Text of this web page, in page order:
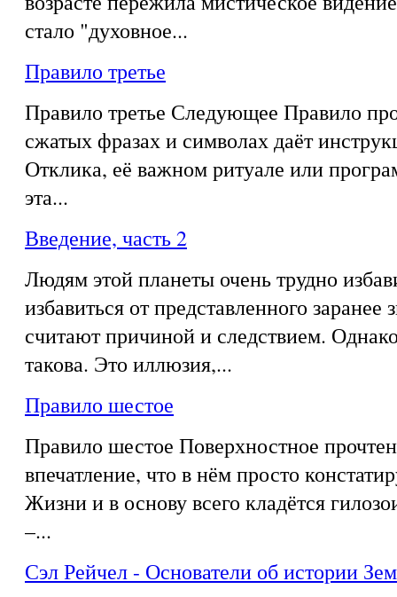
стало "духовное...
Правило третье
Правило третье Следующее Правило
сжатых фразах и символах даёт
Отклика, её важном ритуале или
эта...
Введение, часть 2
Людям этой планеты очень трудно
избавиться от представленного заранее
считают причиной и следствием.
такова. Это иллюзия,...
Правило шестое
Правило шестое Поверхностное
впечатление, что в нём просто
Жизни и в основу всего кладётся
–...
Сэл Рейчел - Основатели об истории